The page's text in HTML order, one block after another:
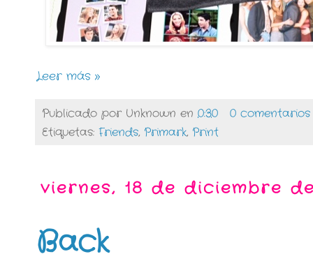
Leer más »
Publicado por Unknown en 0:30
0 comentarios
Etiquetas: Friends, Primark, Print
viernes, 18 de diciembre
Back